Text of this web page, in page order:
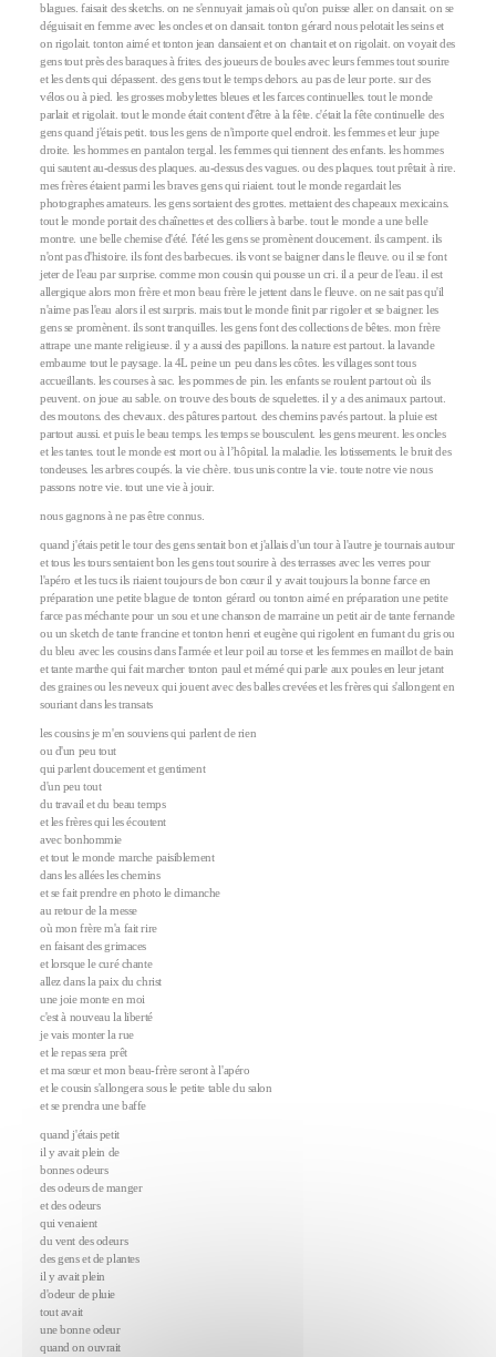
blagues. faisait des sketchs. on ne s'ennuyait jamais où qu'on puisse aller. on dansait. on se
déguisait en femme avec les oncles et on dansait. tonton gérard nous pelotait les seins et
on rigolait. tonton aimé et tonton jean dansaient et on chantait et on rigolait. on voyait des
gens tout près des baraques à frites. des joueurs de boules avec leurs femmes tout sourire
et les dents qui dépassent. des gens tout le temps dehors. au pas de leur porte. sur des
vélos ou à pied. les grosses mobylettes bleues et les farces continuelles. tout le monde
parlait et rigolait. tout le monde était content d'être à la fête. c'était la fête continuelle des
gens quand j'étais petit. tous les gens de n'importe quel endroit. les femmes et leur jupe
droite. les hommes en pantalon tergal. les femmes qui tiennent des enfants. les hommes
qui sautent au-dessus des plaques. au-dessus des vagues. ou des plaques. tout prêtait à rire.
mes frères étaient parmi les braves gens qui riaient. tout le monde regardait les
photographes amateurs. les gens sortaient des grottes. mettaient des chapeaux mexicains.
tout le monde portait des chaînettes et des colliers à barbe. tout le monde a une belle
montre. une belle chemise d'été. l'été les gens se promènent doucement. ils campent. ils
n'ont pas d'histoire. ils font des barbecues. ils vont se baigner dans le fleuve. ou il se font
jeter de l'eau par surprise. comme mon cousin qui pousse un cri. il a peur de l'eau. il est
allergique alors mon frère et mon beau frère le jettent dans le fleuve. on ne sait pas qu'il
n'aime pas l'eau alors il est surpris. mais tout le monde finit par rigoler et se baigner. les
gens se promènent. ils sont tranquilles. les gens font des collections de bêtes. mon frère
attrape une mante religieuse. il y a aussi des papillons. la nature est partout. la lavande
embaume tout le paysage. la 4L peine un peu dans les côtes. les villages sont tous
accueillants. les courses à sac. les pommes de pin. les enfants se roulent partout où ils
peuvent. on joue au sable. on trouve des bouts de squelettes. il y a des animaux partout.
des moutons. des chevaux. des pâtures partout. des chemins pavés partout. la pluie est
partout aussi. et puis le beau temps. les temps se bousculent. les gens meurent. les oncles
et les tantes. tout le monde est mort ou à l’hôpital. la maladie. les lotissements. le bruit des
tondeuses. les arbres coupés. la vie chère. tous unis contre la vie. toute notre vie nous
passons notre vie. tout une vie à jouir.
nous gagnons à ne pas être connus.
quand j'étais petit le tour des gens sentait bon et j'allais d'un tour à l'autre je tournais autour
et tous les tours sentaient bon les gens tout sourire à des terrasses avec les verres pour
l'apéro et les tucs ils riaient toujours de bon cœur il y avait toujours la bonne farce en
préparation une petite blague de tonton gérard ou tonton aimé en préparation une petite
farce pas méchante pour un sou et une chanson de marraine un petit air de tante fernande
ou un sketch de tante francine et tonton henri et eugène qui rigolent en fumant du gris ou
du bleu avec les cousins dans l'armée et leur poil au torse et les femmes en maillot de bain
et tante marthe qui fait marcher tonton paul et mémé qui parle aux poules en leur jetant
des graines ou les neveux qui jouent avec des balles crevées et les frères qui s'allongent en
souriant dans les transats
les cousins je m'en souviens qui parlent de rien
ou d'un peu tout
qui parlent doucement et gentiment
d'un peu tout
du travail et du beau temps
et les frères qui les écoutent
avec bonhommie
et tout le monde marche paisiblement
dans les allées les chemins
et se fait prendre en photo le dimanche
au retour de la messe
où mon frère m'a fait rire
en faisant des grimaces
et lorsque le curé chante
allez dans la paix du christ
une joie monte en moi
c'est à nouveau la liberté
je vais monter la rue
et le repas sera prêt
et ma sœur et mon beau-frère seront à l'apéro
et le cousin s'allongera sous le petite table du salon
et se prendra une baffe
quand j'étais petit
il y avait plein de
bonnes odeurs
des odeurs de manger
et des odeurs
qui venaient
du vent des odeurs
des gens et de plantes
il y avait plein
d'odeur de pluie
tout avait
une bonne odeur
quand on ouvrait